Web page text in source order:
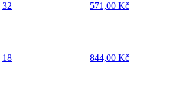
32 571,00 Kč
18 844,00 Kč